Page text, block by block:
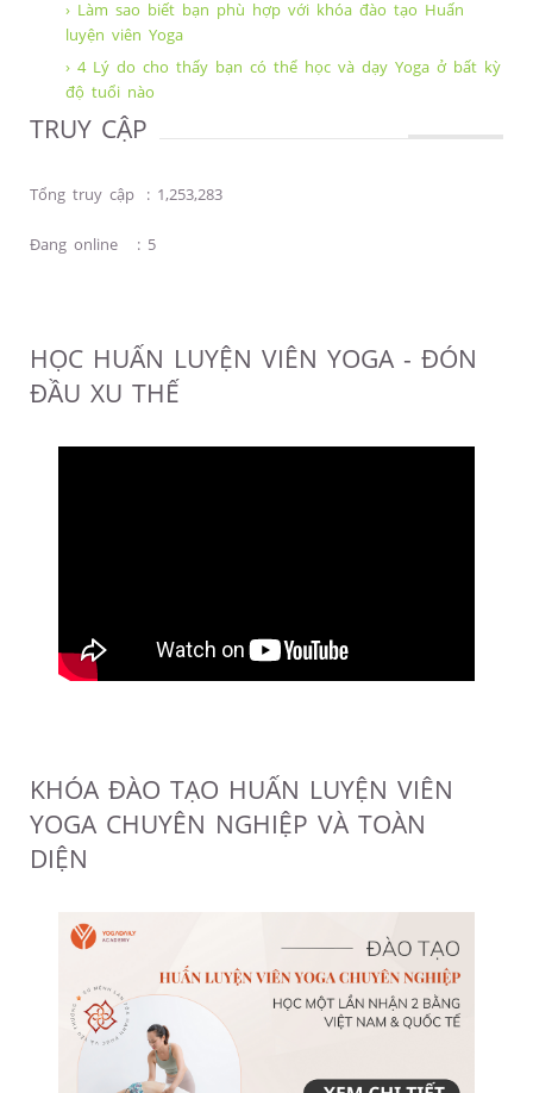
› Làm sao biết bạn phù hợp với khóa đào tạo Huấn
luyện viên Yoga
› 4 Lý do cho thấy bạn có thể học và dạy Yoga ở bất kỳ
độ tuổi nào
TRUY CẬP
Tổng truy cập : 1,253,283
Đang online : 5
HỌC HUẤN LUYỆN VIÊN YOGA - ĐÓN
ĐẦU XU THẾ
KHÓA ĐÀO TẠO HUẤN LUYỆN VIÊN
YOGA CHUYÊN NGHIỆP VÀ TOÀN
DIỆN